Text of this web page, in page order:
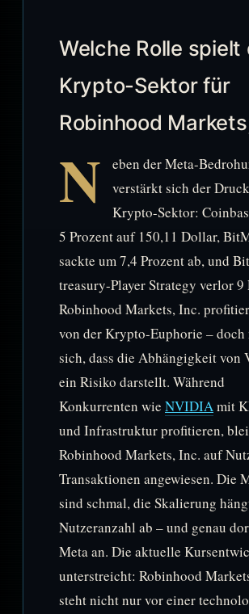
Welche Rolle spielt
Krypto-Sektor für
Robinhood
N
eben der Meta-
verstärkt sich der
Krypto-Sektor:
5 Prozent auf 150,11 Dollar,
sackte um 7,4 Prozent ab, und
treasury-Player Strategy verlor 9
Robinhood Markets, Inc.
von der Krypto-Euphorie – doch
sich, dass die Abhängigkeit von
ein Risiko darstellt. Während
Konkurrenten wie NVIDIAmit
und Infrastruktur profitieren,
Robinhood Markets, Inc. auf
Transaktionen angewiesen. Die
sind schmal, die Skalierung
Nutzeranzahl ab – und genau
Meta an. Die aktuelle
unterstreicht: Robinhood
steht nicht nur vor einer